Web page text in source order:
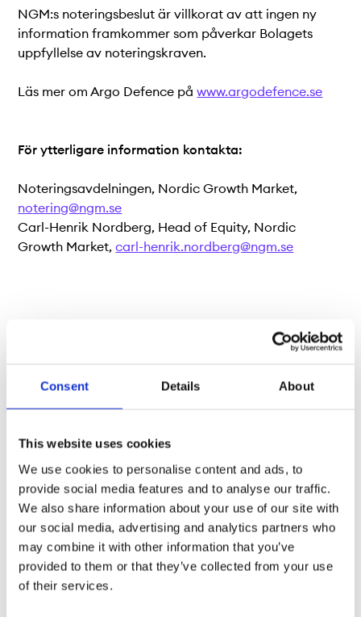
Consent Details About
This website uses cookies
We use cookies to personalise content and ads, to
provide social media features and to analyse our traffic.
We also share information about your use of our site with
our social media, advertising and analytics partners who
may combine it with other information that you’ve
provided to them or that they’ve collected from your use
of their services.
NGM:s noteringsbeslut är villkorat av att ingen ny
information framkommer som påverkar Bolagets
uppfyllelse av noteringskraven.
Läs mer om Argo Defence påwww.argodefence.se
För ytterligare information kontakta:
Noteringsavdelningen, Nordic Growth Market,
notering@ngm.se
Carl-Henrik Nordberg, Head of Equity, Nordic
Growth Market,carl-henrik.nordberg@ngm.se
NOSIUM AB (publ) har erhållit villkorat godkännande
för notering på NGM